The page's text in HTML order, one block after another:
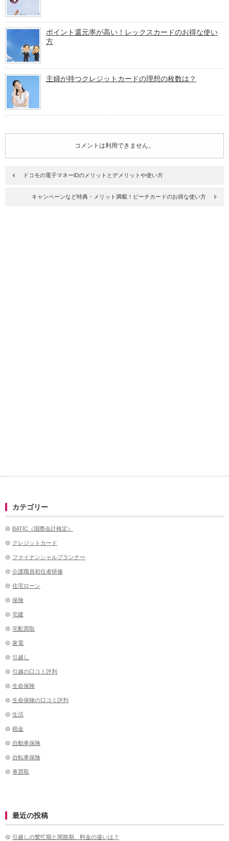
ポイント還元率が高い！レックスカードのお得な使い
方
主婦が持つクレジットカードの理想の枚数は？
コメントは利用できません。
ドコモの電子マネーiDのメリットとデメリットや使い方
キャンペーンなど特典・メリット満載！ピーチカードのお得な使い方
カテゴリー
BATIC（国際会計検定）
クレジットカード
ファイナンシャルプランナー
介護職員初任者研修
住宅ローン
保険
宅建
宅配買取
家電
引越し
引越の口コミ評判
生命保険
生命保険の口コミ評判
生活
税金
自動車保険
自転車保険
車買取
最近の投稿
引越しの繁忙期と閑散期、料金の違いは？